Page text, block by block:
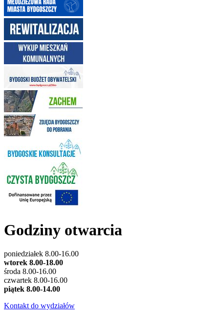
Godziny otwarcia
poniedziałek 8.00-16.00
wtorek 8.00-18.00
środa 8.00-16.00
czwartek 8.00-16.00
piątek 8.00-14.00
Kontakt do wydziałów